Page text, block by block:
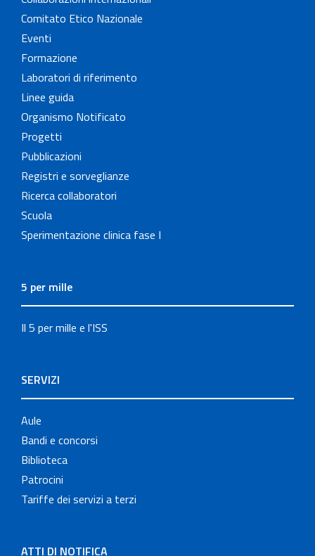
Comitato Etico Nazionale
Eventi
Formazione
Laboratori di riferimento
Linee guida
Organismo Notificato
Progetti
Pubblicazioni
Registri e sorveglianze
Ricerca collaboratori
Scuola
Sperimentazione clinica fase I
5 per mille
Il 5 per mille e l'ISS
SERVIZI
Aule
Bandi e concorsi
Biblioteca
Patrocini
Tariffe dei servizi a terzi
ATTI DI NOTIFICA